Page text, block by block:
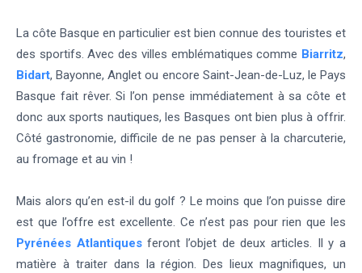
La côte Basque en particulier est bien connue des touristes et
des sportifs. Avec des villes emblématiques comme Biarritz,
Bidart, Bayonne, Anglet ou encore Saint-Jean-de-Luz, le Pays
Basque fait rêver. Si l’on pense immédiatement à sa côte et
donc aux sports nautiques, les Basques ont bien plus à offrir.
Côté gastronomie, difficile de ne pas penser à la charcuterie,
au fromage et au vin !
Mais alors qu’en est-il du golf ? Le moins que l’on puisse dire
est que l’offre est excellente. Ce n’est pas pour rien que les
Pyrénées Atlantiquesferont l’objet de deux articles. Il y a
matière à traiter dans la région. Des lieux magnifiques, un